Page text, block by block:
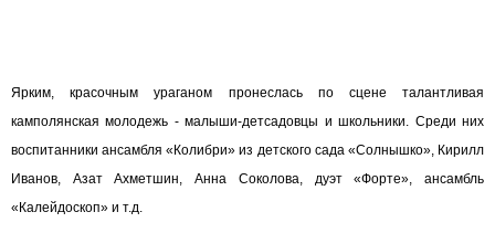
Ярким, красочным ураганом пронеслась по сцене талантливая
камполянская молодежь - малыши-детсадовцы и школьники. Среди них
воспитанники ансамбля «Колибри» из детского сада «Солнышко», Кирилл
Иванов, Азат Ахметшин, Анна Соколова, дуэт «Форте», ансамбль
«Калейдоскоп» и т.д.